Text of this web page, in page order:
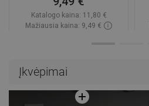
Katalogo kaina: 11,80 €
Mažiausia kaina: 9,49 €
Įkvėpimai